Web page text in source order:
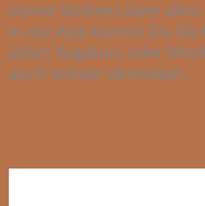
immer bestens über
In der App kannst Du
jeden Yogakurs oder
auch wieder abmelden.